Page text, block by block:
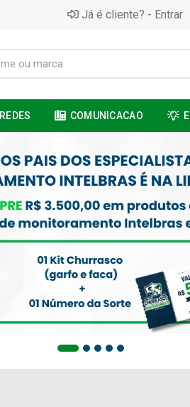
Já é cliente? - Entrar
REDES COMUNICACAO